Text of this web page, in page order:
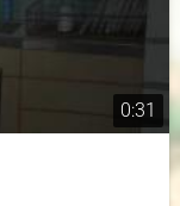
0:31